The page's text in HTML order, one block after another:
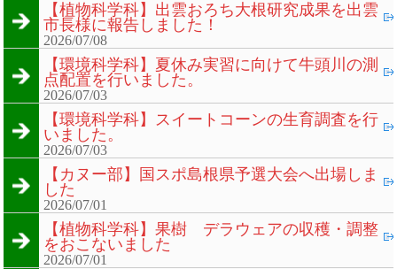
【植物科学科】出雲おろち大根研究成果を出雲
市長様に報告しました！
2026/07/08
【環境科学科】夏休み実習に向けて牛頭川の測
点配置を行いました。
2026/07/03
【環境科学科】スイートコーンの生育調査を行
いました。
2026/07/03
【カヌー部】国スポ島根県予選大会へ出場しま
した
2026/07/01
【植物科学科】果樹 デラウェアの収穫・調整
をおこないました
2026/07/01